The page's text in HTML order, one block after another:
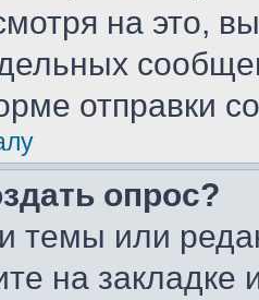
на это,
отправки
опрос?
темы или
на